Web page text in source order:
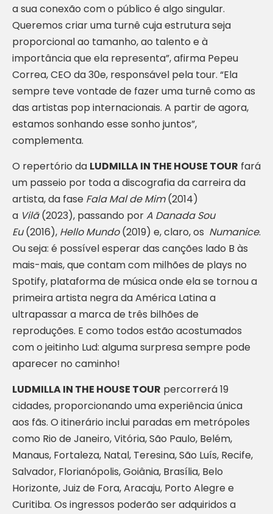
a sua conexão com o público é algo singular.
Queremos criar uma turnê cuja estrutura seja
proporcional ao tamanho, ao talento e à
importância que ela representa”, afirma Pepeu
Correa, CEO da 30e, responsável pela tour. “Ela
sempre teve vontade de fazer uma turnê como as
das artistas pop internacionais. A partir de agora,
estamos sonhando esse sonho juntos”,
complementa.
O repertório da LUDMILLA IN THE HOUSE TOUR fará
um passeio por toda a discografia da carreira da
artista, da fase Fala Mal de Mim(2014)
a Vilã(2023), passando porA Danada Sou
Eu(2016), Hello Mundo(2019) e, claro, os Numanice.
Ou seja: é possível esperar das canções lado B às
mais-mais, que contam com milhões de plays no
Spotify, plataforma de música onde ela se tornou a
primeira artista negra da América Latina a
ultrapassar a marca de três bilhões de
reproduções. E como todos estão acostumados
com o jeitinho Lud: alguma surpresa sempre pode
aparecer no caminho!
LUDMILLA IN THE HOUSE TOUR percorrerá 19
cidades, proporcionando uma experiência única
aos fãs. O itinerário inclui paradas em metrópoles
como Rio de Janeiro, Vitória, São Paulo, Belém,
Manaus, Fortaleza, Natal, Teresina, São Luís, Recife,
Salvador, Florianópolis, Goiânia, Brasília, Belo
Horizonte, Juiz de Fora, Aracaju, Porto Alegre e
Curitiba. Os ingressos poderão ser adquiridos a